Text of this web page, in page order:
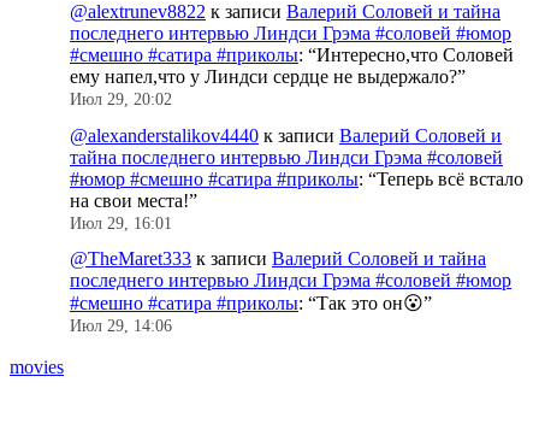
@alextrunev8822 к записи Валерий Соловей и тайна
последнего интервью Линдси Грэма #соловей #юмор
#смешно #сатира #приколы: “Интересно,что Соловей
ему напел,что у Линдси сердце не выдержало?”
Июл 29, 20:02
@alexanderstalikov4440 к записи Валерий Соловей и
тайна последнего интервью Линдси Грэма #соловей
#юмор #смешно #сатира #приколы: “Теперь всё встало
на свои места!”
Июл 29, 16:01
@TheMaret333 к записи Валерий Соловей и тайна
последнего интервью Линдси Грэма #соловей #юмор
#смешно #сатира #приколы: “Так это он😮”
Июл 29, 14:06
movies